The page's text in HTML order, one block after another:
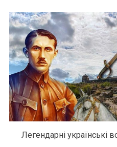
Легендарні українські